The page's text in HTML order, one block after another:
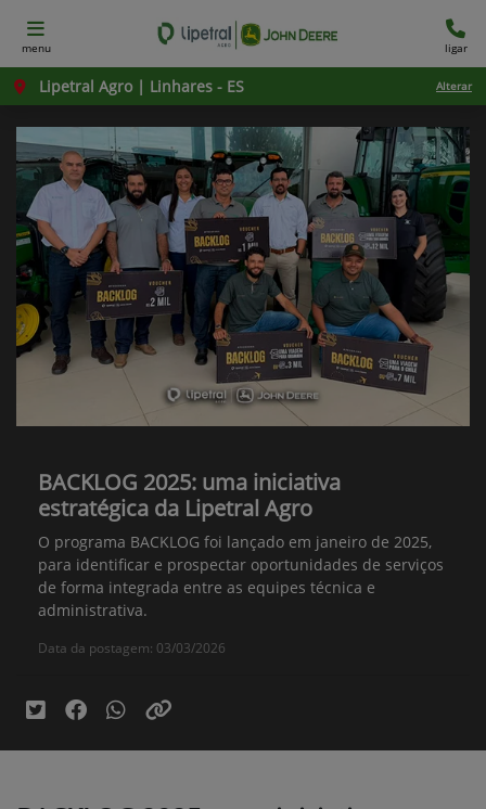
menu ligar
Lipetral Agro | Linhares - ES Alterar
BACKLOG 2025: uma iniciativa
estratégica da Lipetral Agro
O programa BACKLOG foi lançado em janeiro de 2025,
para identificar e prospectar oportunidades de serviços
de forma integrada entre as equipes técnica e
administrativa.
Data da postagem: 03/03/2026